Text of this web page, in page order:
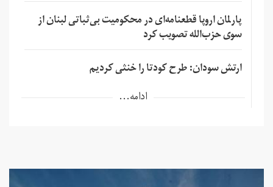
پارلمان اروپا قطعنامه‌ای در محکومیت بی‌ثباتی لبنان از
سوی حزب‌الله تصویب کرد
ارتش سودان: طرح کودتا را خنثی کردیم
ادامه...